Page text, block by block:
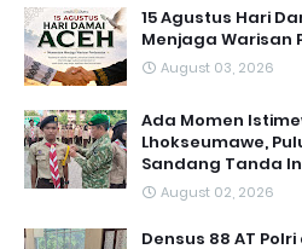
15 Agustus Hari
Menjaga Warisan
August 03, 2026
Ada Momen
Lhokseumawe,
Sandang Tanda
August 02, 2026
Densus 88 AT